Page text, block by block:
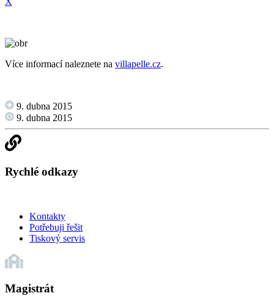
Více informací naleznete na villapelle.cz.
9. dubna 2015
9. dubna 2015
Rychlé odkazy
Kontakty
Potřebuji řešit
Tiskový servis
Magistrát